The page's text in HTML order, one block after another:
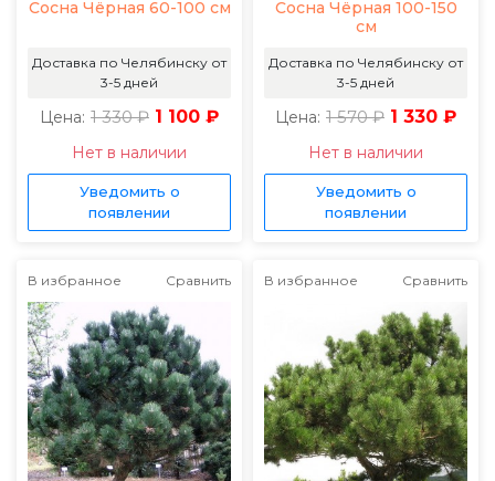
Сосна Чёрная 60-100 см
Доставка по Челябинску от
3-5 дней
Цена: 1 330 ₽ 1 100 ₽
Нет в наличии
Уведомить о
появлении
Сосна Чёрная 100-150
см
Доставка по Челябинску от
3-5 дней
Цена: 1 570 ₽ 1 330 ₽
Нет в наличии
Уведомить о
появлении
В избранное Сравнить В избранное Сравнить